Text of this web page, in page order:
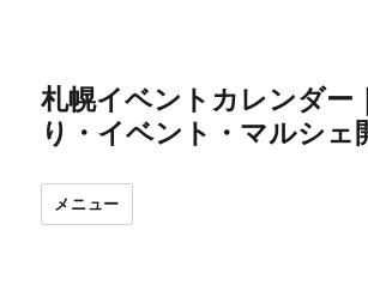
札幌イベントカレンダー
り・イベント・マルシェ
メニュー